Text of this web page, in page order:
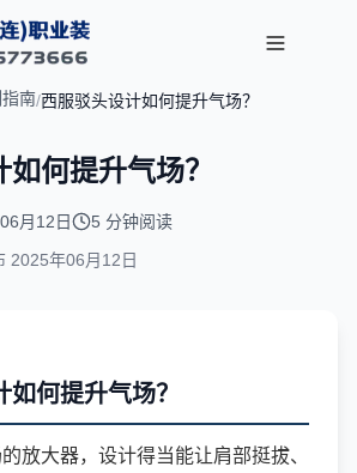
南/西服驳头设计如何提升气场？
何提升气场？
月12日
5 分钟阅读
2025年06月12日
如何提升气场？
放大器，设计得当能让肩部挺拔、